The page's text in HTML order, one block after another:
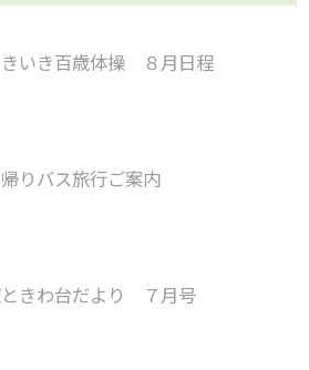
いき百歳体操 ８月日程
りバス旅行ご案内
きわ台だより ７月号